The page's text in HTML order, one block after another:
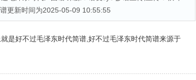
更新时间为2025-05-09 10:55:55
就是好不过毛泽东时代简谱,好不过毛泽东时代简谱来源于